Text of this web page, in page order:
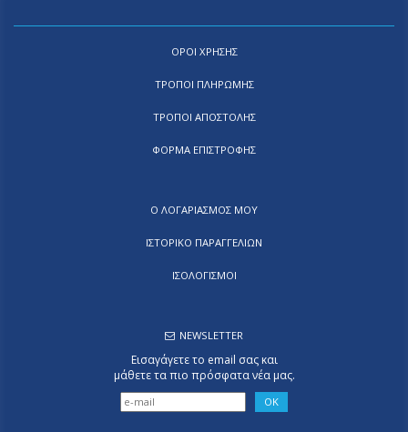
ΟΡΟΙ ΧΡΗΣΗΣ
ΤΡΟΠΟΙ ΠΛΗΡΩΜΗΣ
ΤΡΟΠΟΙ ΑΠΟΣΤΟΛΗΣ
ΦΟΡΜΑ ΕΠΙΣΤΡΟΦΗΣ
Ο ΛΟΓΑΡΙΑΣΜΟΣ ΜΟΥ
ΙΣΤΟΡΙΚΟ ΠΑΡΑΓΓΕΛΙΩΝ
ΙΣΟΛΟΓΙΣΜΟΙ
NEWSLETTER
Εισαγάγετε το email σας και
μάθετε τα πιο πρόσφατα νέα μας.